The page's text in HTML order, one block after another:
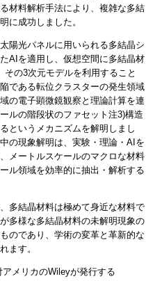
材料解析手法により、複雑な多結
に成功しました。
陽光パネルに用いられる多結晶シ
AIを適用し、仮想空間に多結晶材
の3次元モデルを利用すること
である転位クラスターの発生領域
の電子顕微鏡観察と理論計算を連
ルの階段状のファセット注3)構造
というメカニズムを解明しまし
の現象解明は、実験・理論・AIを
メートルスケールのマクロな材料
ル領域を効率的に抽出・解析する
多結晶材料は極めて身近な材料で
多様な多結晶材料の未解明現象の
のであり、学術の変革と革新的な
ます。
メリカのWileyが発行する